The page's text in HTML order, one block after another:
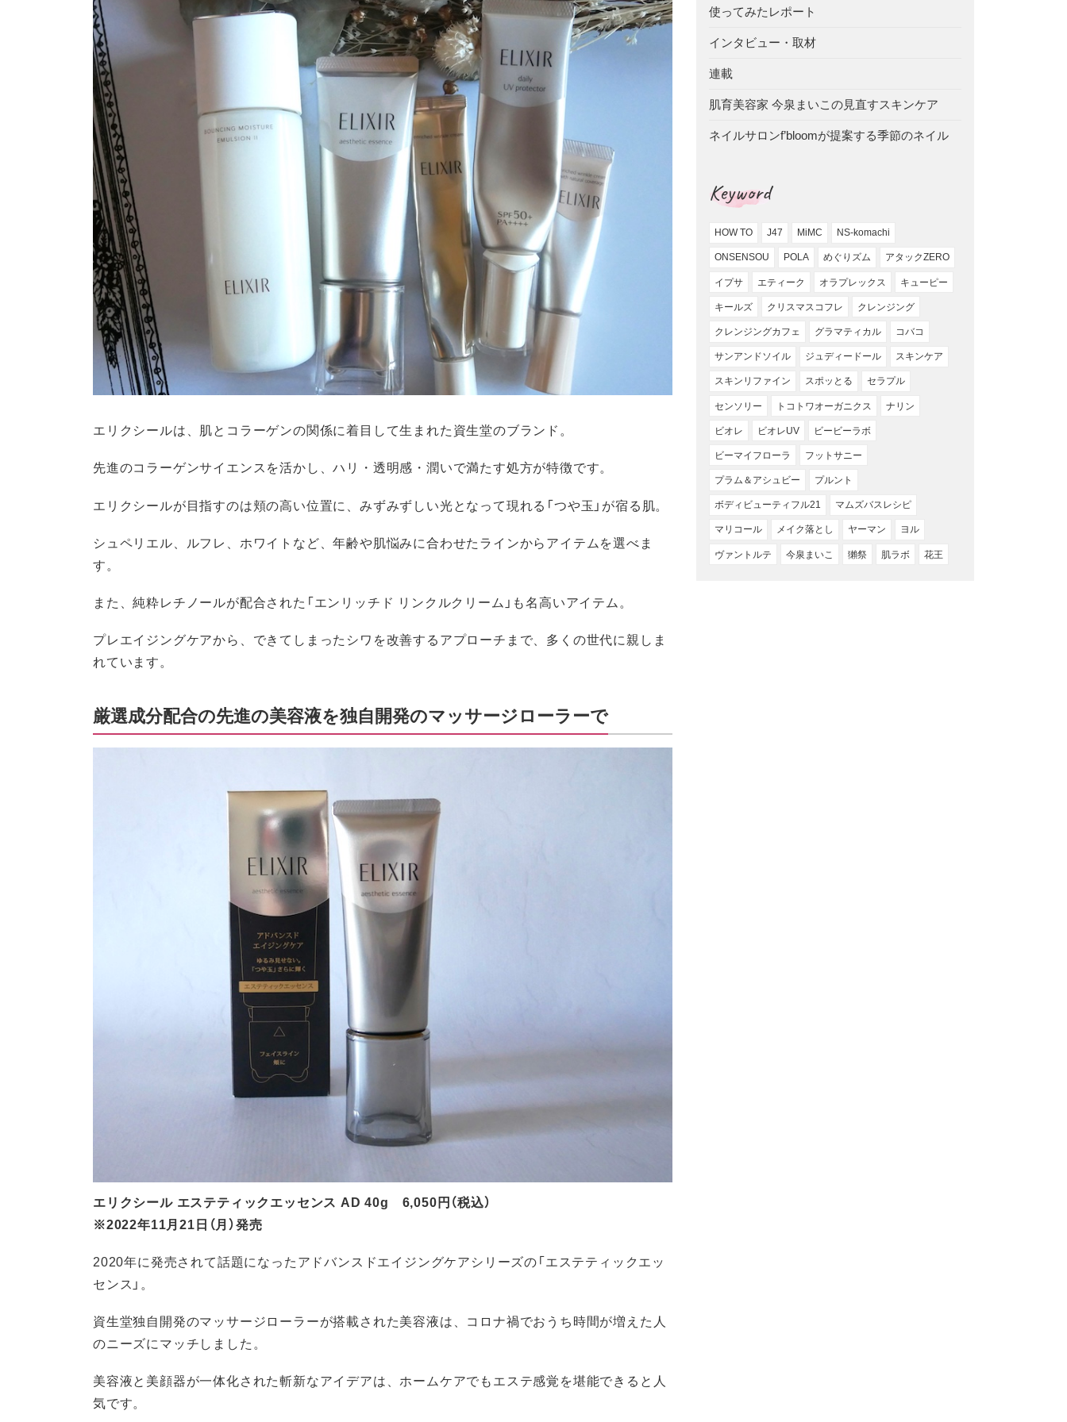
エリクシールは、肌とコラーゲンの関係に着目して生まれた資生堂のブランド。
先進のコラーゲンサイエンスを活かし、ハリ・透明感・潤いで満たす処方が特徴です。
エリクシールが目指すのは頬の高い位置に、みずみずしい光となって現れる「つや玉」が宿る肌。
シュペリエル、ルフレ、ホワイトなど、年齢や肌悩みに合わせたラインからアイテムを選べま
す。
また、純粋レチノールが配合された「エンリッチド リンクルクリーム」も名高いアイテム。
プレエイジングケアから、できてしまったシワを改善するアプローチまで、多くの世代に親しま
れています。
厳選成分配合の先進の美容液を独自開発のマッサージローラーで
エリクシール エステティックエッセンス AD 40g 6,050円（税込）
※2022年11月21日（月）発売
2020年に発売されて話題になったアドバンスドエイジングケアシリーズの「エステティックエッ
センス」。
資生堂独自開発のマッサージローラーが搭載された美容液は、コロナ禍でおうち時間が増えた人
のニーズにマッチしました。
美容液と美顔器が一体化された斬新なアイデアは、ホームケアでもエステ感覚を堪能できると人
気です。
使ってみたレポート
インタビュー・取材
連載
肌育美容家 今泉まいこの見直すスキンケア
ネイルサロンf’bloomが提案する季節のネイル
Keyword
HOW TO J47 MiMC NS-komachi
ONSENSOU POLA めぐりズム アタックZERO
イプサ エティーク オラプレックス キューピー
キールズ クリスマスコフレ クレンジング
クレンジングカフェ グラマティカル コバコ
サンアンドソイル ジュディードール スキンケア
スキンリファイン スポッとる セラプル
センソリー トコトワオーガニクス ナリン
ビオレ ビオレUV ビービーラボ
ビーマイフローラ フットサニー
プラム＆アシュビー プルント
ボディビューティフル21 マムズバスレシピ
マリコール メイク落とし ヤーマン ヨル
ヴァントルテ 今泉まいこ 獺祭 肌ラボ 花王